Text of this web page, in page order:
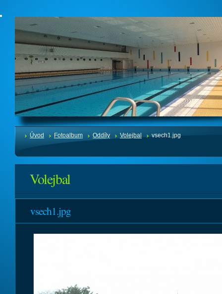
Úvod Fotoalbum Oddíly Volejbal vsech1.jpg
Volejbal
vsech1.jpg